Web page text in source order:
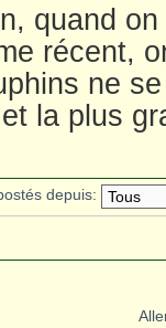
quand
récent,
ne
la plus
depuis: